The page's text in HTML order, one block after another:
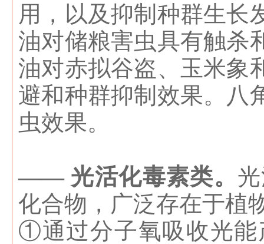
用，以及抑制种群生长
油对储粮害虫具有触杀
油对赤拟谷盗、玉米象
避和种群抑制效果。八
虫效果。
—— 光活化毒素类。
化合物，广泛存在于植
①通过分子氧吸收光能